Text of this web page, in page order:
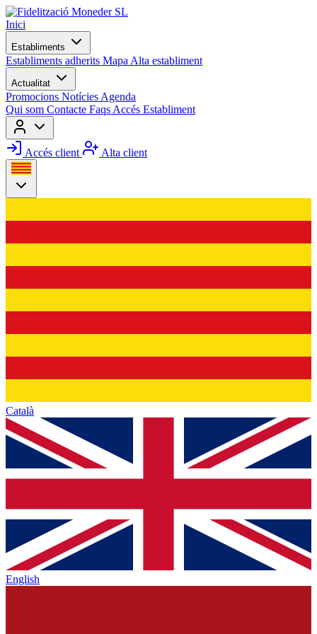
Inici
Establiments
Establiments adherits Mapa Alta establiment
Actualitat
Promocions Notícies Agenda
Qui som Contacte Faqs Accés Establiment
Accés client Alta client
Català
English